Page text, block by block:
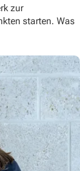
zur
starten. Was